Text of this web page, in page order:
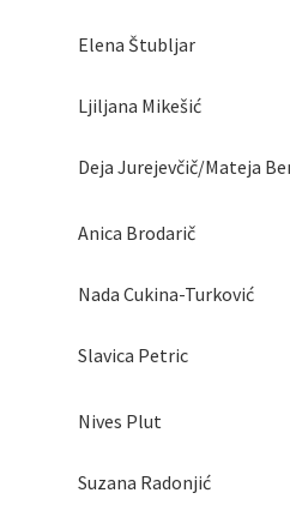
Elena Štubljar
Ljiljana Mikešić
Deja Jurejevčič/Mateja
Anica Brodarič
Nada Cukina-Turković
Slavica Petric
Nives Plut
Suzana Radonjić